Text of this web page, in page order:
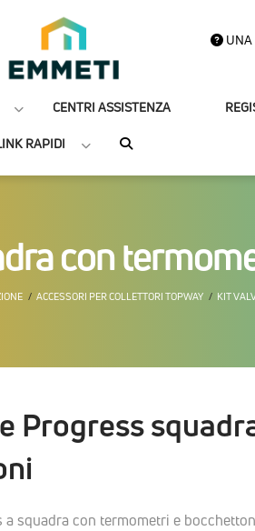
UNA
CENTRI ASSISTENZA
RAPIDI
con
ACCESSORI PER COLLETTORI TOPWAY KIT
Progress
squadra con termometri e